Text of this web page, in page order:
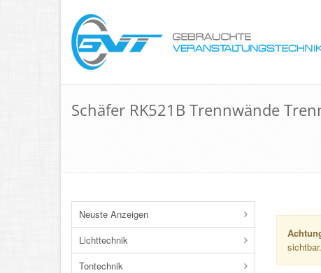
Schäfer RK521B Trennwände
Neuste Anzeigen
Lichttechnik
Tontechnik
sichtbar.